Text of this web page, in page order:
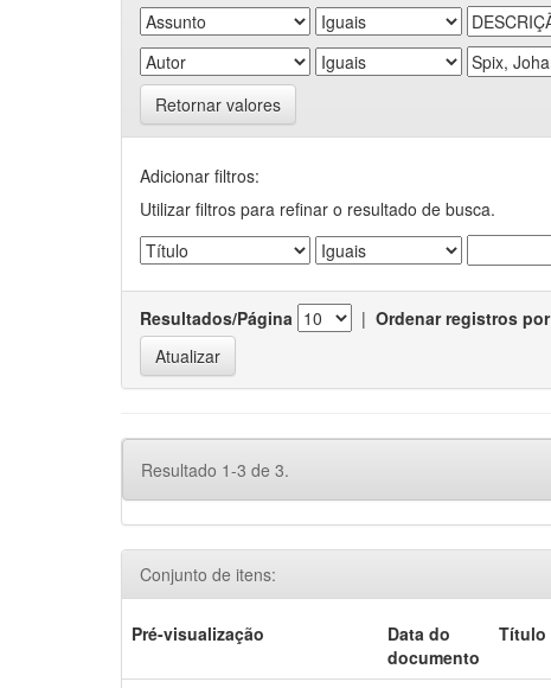
Retornar valores
Adicionar filtros:
Utilizar filtros para refinar o resultado de busca.
Resultados/Página | Ordenar registros por
Resultado 1-3 de 3.
Conjunto de itens:
Pré-visualização
Data do
documento
Título